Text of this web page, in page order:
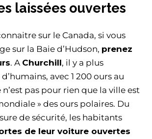
laissées ouvertes
sur le Canada, si vous
sur la Baie d’Hudson, prenez
. A Churchill, il y a plus
avec 1 200 ours au
pas pour rien que la ville est
» des ours polaires. Du
de sécurité, les habitants
de leur voiture ouvertes